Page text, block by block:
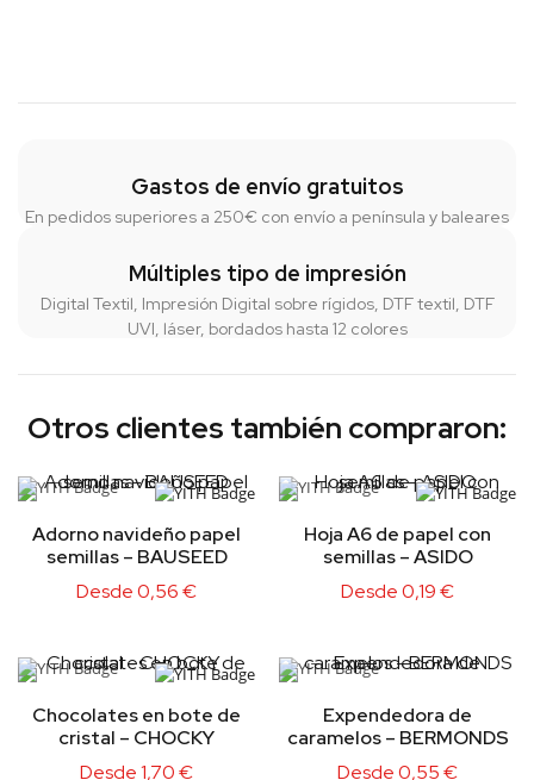
Gastos de envío gratuitos
En pedidos superiores a 250€ con envío a península y baleares
Múltiples tipo de impresión
Digital Textil, Impresión Digital sobre rígidos, DTF textil, DTF
UVI, láser, bordados hasta 12 colores
Otros clientes también compraron:
Adorno navideño papel
semillas – BAUSEED
Desde0,56€
Hoja A6 de papel con
semillas – ASIDO
Desde0,19€
Chocolates en bote de
cristal – CHOCKY
Desde1,70€
Expendedora de
caramelos – BERMONDS
Desde0,55€